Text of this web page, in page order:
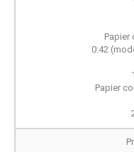
Papier
0:42
Papier